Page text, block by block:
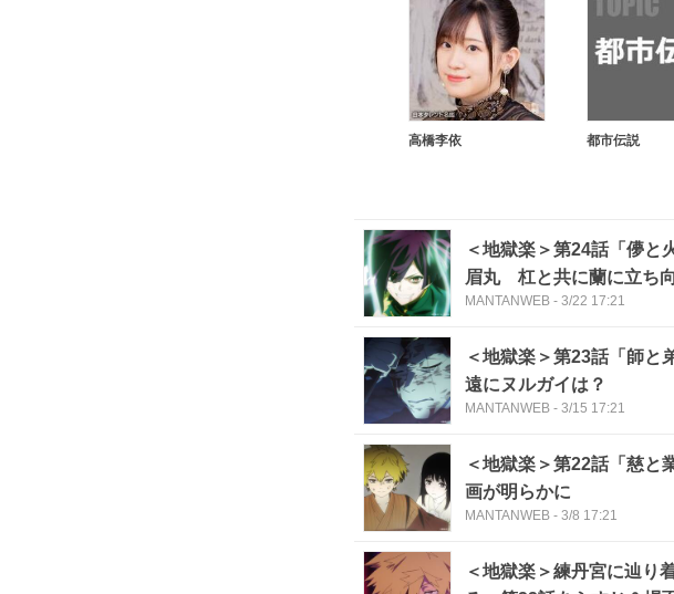
高橋李依 都市伝説
＜地獄楽＞第24話「儚
眉丸 杠と共に蘭に立ち
MANTANWEB - 3/22 17:21
＜地獄楽＞第23話「師
遠にヌルガイは？
MANTANWEB - 3/15 17:21
＜地獄楽＞第22話「慈
画が明らかに
MANTANWEB - 3/8 17:21
＜地獄楽＞練丹宮に辿り